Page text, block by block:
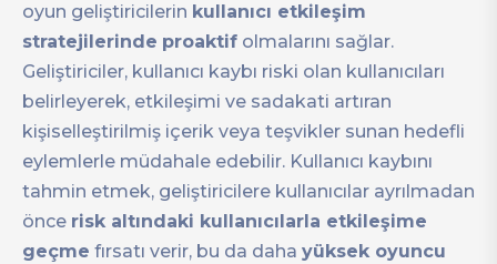
oyun geliştiricilerin kullanıcı etkileşim
stratejilerinde proaktif olmalarını sağlar.
Geliştiriciler, kullanıcı kaybı riski olan kullanıcıları
belirleyerek, etkileşimi ve sadakati artıran
kişiselleştirilmiş içerik veya teşvikler sunan hedefli
eylemlerle müdahale edebilir. Kullanıcı kaybını
tahmin etmek, geliştiricilere kullanıcılar ayrılmadan
önce risk altındaki kullanıcılarla etkileşime
geçme fırsatı verir, bu da daha yüksek oyuncu